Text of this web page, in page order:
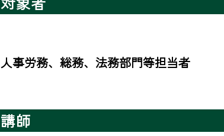
人事労務、総務、法務部門等担当者
講師